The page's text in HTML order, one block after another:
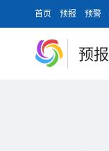
首页 预报 预警
预报